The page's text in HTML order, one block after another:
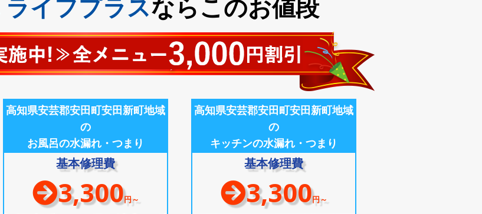
ライフプラスならこのお値段
高知県安芸郡安田町安田新町地域
の
お風呂の水漏れ・つまり
基本修理費
3,300円～
高知県安芸郡安田町安田新町地域
の
キッチンの水漏れ・つまり
基本修理費
3,300円～